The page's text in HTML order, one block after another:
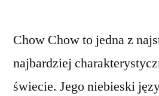
Chow Chow to jedna z
najbardziej
świecie. Jego niebieski